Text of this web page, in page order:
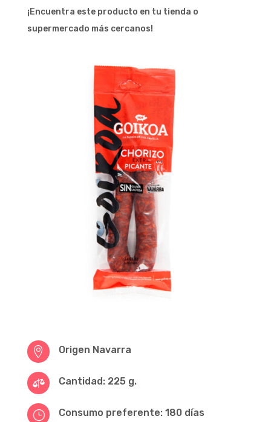
¡Encuentra este producto en tu tienda o
supermercado más cercanos!
 Origen Navarra
 Cantidad: 225 g.
} Consumo preferente: 180 días